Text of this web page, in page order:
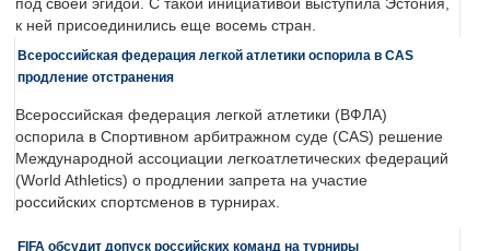
под своей эгидой. С такой инициативой выступила Эстония,
к ней присоединились еще восемь стран.
Всероссийская федерация легкой атлетики оспорила в CAS
продление отстранения
Всероссийская федерация легкой атлетики (ВФЛА)
оспорила в Спортивном арбитражном суде (CAS) решение
Международной ассоциации легкоатлетических федераций
(World Athletics) о продлении запрета на участие
российских спортсменов в турнирах.
FIFA обсудит допуск российских команд на турниры